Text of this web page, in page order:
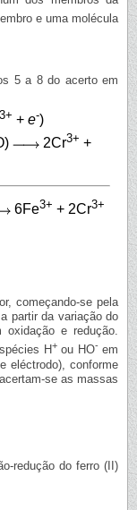
e uma molécula
5 a 8 do acerto em
3+ + e-)
2Cr3+ +
6Fe3+ + 2Cr3+
começando-se pela
partir da variação do
oxidação e redução.
H+ou HO-em
eléctrodo), conforme
se as massas
redução do ferro (II)